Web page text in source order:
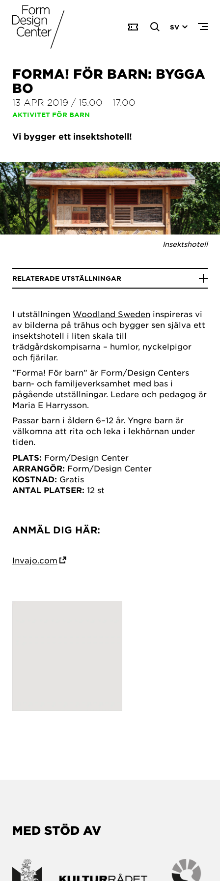
SV
FORMA! FÖR BARN: BYGGA
BO
13 APR 2019 / 15.00 - 17.00
AKTIVITET FÖR BARN
Vi bygger ett insektshotell!
Insektshotell
I utställningen Woodland Sweden inspireras vi
av bilderna på trähus och bygger sen själva ett
insektshotell i liten skala till
trädgårdskompisarna – humlor, nyckelpigor
och fjärilar.
”Forma! För barn” är Form/Design Centers
barn- och familjeverksamhet med bas i
pågående utställningar. Ledare och pedagog är
Maria E Harrysson.
Passar barn i åldern 6–12 år. Yngre barn är
välkomna att rita och leka i lekhörnan under
tiden.
PLATS: Form/Design Center
ARRANGÖR: Form/Design Center
KOSTNAD: Gratis
ANTAL PLATSER: 12 st
ANMÄL DIG HÄR:
Invajo.com
RELATERADE UTSTÄLLNINGAR
MED STÖD AV